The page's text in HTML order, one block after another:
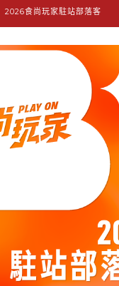
2026食尚玩家駐站部落客